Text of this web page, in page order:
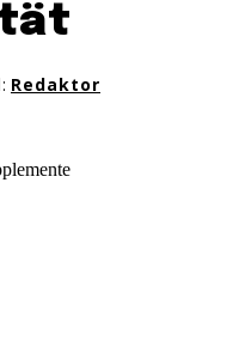
Redaktor